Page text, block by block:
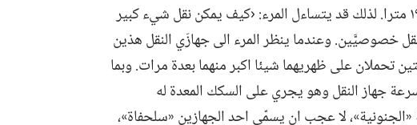
يبلغ طول العارضة الجاهزة للتركيب ١٩٢ مترا.‏ لذلك قد يتساءل المرء:‏ ‹كيف يمكن نقل شيء كبير
خصوصيَّين.‏ وعندما ينظر المرء الى جهازَي النقل هذين
تحملان على ظهريهما شيئا اكبر منهما بعدة مرات.‏ وبما
طن،‏ لا تتعدى سرعة جهاز النقل وهو يجري على السكك المعدة له
«الجنونية»،‏ لا عجب ان يسمّى احد الجهازين «سلحفاة»،‏